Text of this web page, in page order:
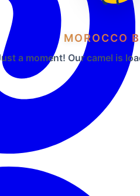
MOROCCO
a moment! Our camel is